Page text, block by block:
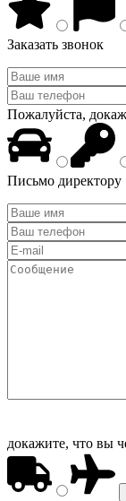
Заказать звонок
Пожалуйста,
Письмо директору
докажите, что вы